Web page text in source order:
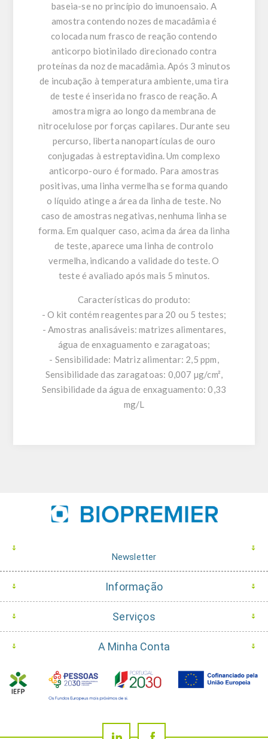
baseia-se no princípio do imunoensaio. A
amostra contendo nozes de macadâmia é
colocada num frasco de reação contendo
anticorpo biotinilado direcionado contra
proteínas da noz de macadâmia. Após 3 minutos
de incubação à temperatura ambiente, uma tira
de teste é inserida no frasco de reação. A
amostra migra ao longo da membrana de
nitrocelulose por forças capilares. Durante seu
percurso, liberta nanopartículas de ouro
conjugadas à estreptavidina. Um complexo
anticorpo-ouro é formado. Para amostras
positivas, uma linha vermelha se forma quando
o líquido atinge a área da linha de teste. No
caso de amostras negativas, nenhuma linha se
forma. Em qualquer caso, acima da área da linha
de teste, aparece uma linha de controlo
vermelha, indicando a validade do teste. O
teste é avaliado após mais 5 minutos.
Características do produto:
- O kit contém reagentes para 20 ou 5 testes;
- Amostras analisáveis: matrizes alimentares,
água de enxaguamento e zaragatoas;
- Sensibilidade: Matriz alimentar: 2,5 ppm,
Sensibilidade das zaragatoas: 0,007 µg/cm²,
Sensibilidade da água de enxaguamento: 0,33
mg/L
Newsletter
Informação
Serviços
A Minha Conta